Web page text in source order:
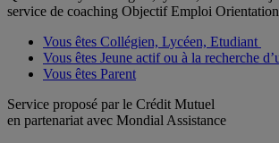
service de coaching Objectif Emploi
Vous êtes Collégien, Lycéen, Etudiant
Vous êtes Jeune actif ou à la recherche
Vous êtes Parent
Service proposé par le Crédit Mutuel
en partenariat avec Mondial Assistance